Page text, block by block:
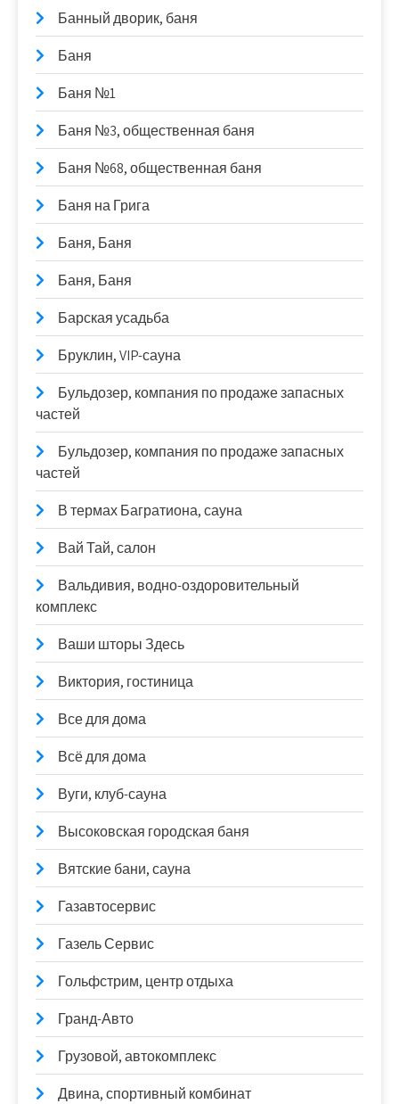
Банный дворик, баня
Баня
Баня №1
Баня №3, общественная баня
Баня №68, общественная баня
Баня на Грига
Баня, Баня
Баня, Баня
Барская усадьба
Бруклин, VIP-сауна
Бульдозер, компания по продаже запасных
частей
Бульдозер, компания по продаже запасных
частей
В термах Багратиона, сауна
Вай Тай, салон
Вальдивия, водно-оздоровительный
комплекс
Ваши шторы Здесь
Виктория, гостиница
Все для дома
Всё для дома
Вуги, клуб-сауна
Высоковская городская баня
Вятские бани, сауна
Газавтосервис
Газель Сервис
Гольфстрим, центр отдыха
Гранд-Авто
Грузовой, автокомплекс
Двина, спортивный комбинат